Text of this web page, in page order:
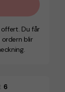
Du får
ordern blir
6